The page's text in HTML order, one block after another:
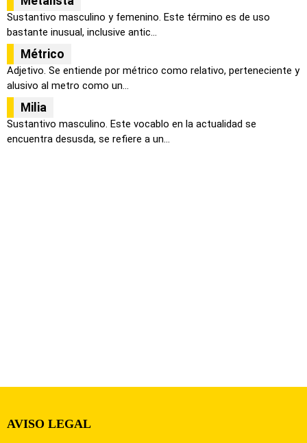
Sustantivo masculino y femenino. Este término es de uso
bastante inusual, inclusive antic...
Métrico
Adjetivo. Se entiende por métrico como relativo, perteneciente y
alusivo al metro como un...
Milia
Sustantivo masculino. Este vocablo en la actualidad se
encuentra desusda, se refiere a un...
AVISO LEGAL